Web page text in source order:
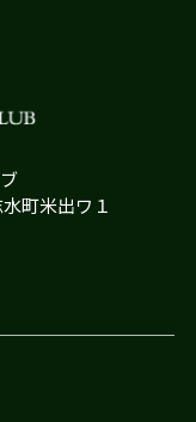
町米出ワ１